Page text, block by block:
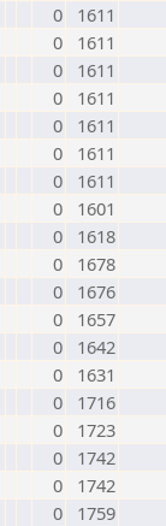
0
1611
0
1611
0
1611
0
1611
0
1611
0
1611
0
1611
0
1601
0
1618
0
1678
0
1676
0
1657
0
1642
0
1631
0
1716
0
1723
0
1742
0
1742
0
1759